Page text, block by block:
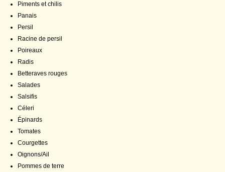
Piments et chilis
Panais
Persil
Racine de persil
Poireaux
Radis
Betteraves rouges
Salades
Salsifis
Céleri
Épinards
Tomates
Courgettes
Oignons/Ail
Pommes de terre